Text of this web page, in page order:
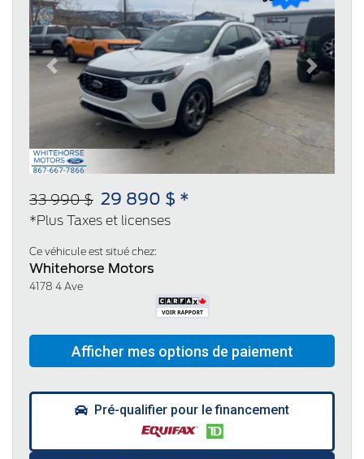
Previous Next
33 990 $ 29 890 $ *
*Plus Taxes et licenses
Ce véhicule est situé chez:
Whitehorse Motors
4178 4 Ave
Pré-qualifier pour le financement